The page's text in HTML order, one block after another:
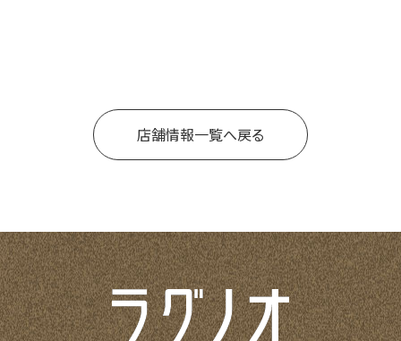
店舗情報一覧へ戻る